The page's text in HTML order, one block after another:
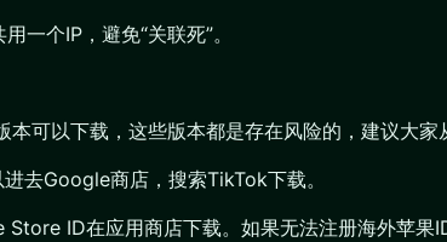
一个IP，避免“关联死”。
可以下载，这些版本都是存在风险的，建议大家
去Google商店，搜索TikTok下载。
ID在应用商店下载。如果无法注册海外苹果